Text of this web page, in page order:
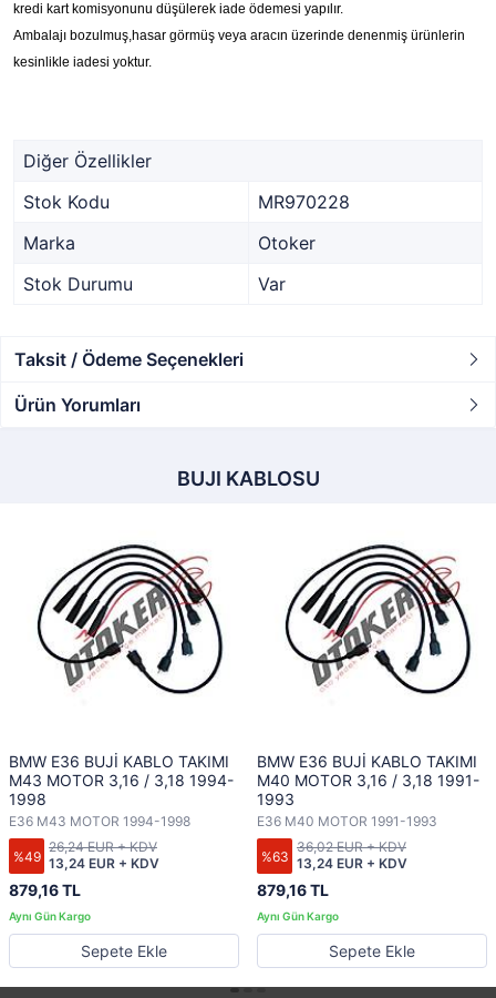
kredi kart komisyonunu düşülerek iade ödemesi yapılır.
Ambalajı bozulmuş,hasar görmüş veya aracın üzerinde denenmiş ürünlerin
kesinlikle iadesi yoktur.
Diğer Özellikler
Stok Kodu
MR970228
Marka
Otoker
Stok Durumu
Var
Taksit / Ödeme Seçenekleri
Ürün Yorumları
BUJI KABLOSU
BMW E36 BUJİ KABLO TAKIMI
M43 MOTOR 3,16 / 3,18 1994-
1998
E36 M43 MOTOR 1994-1998
%49
879,16 TL
13,24 EUR + KDV
26,24 EUR + KDV
Sepete Ekle
BMW E36 BUJİ KABLO TAKIMI
M40 MOTOR 3,16 / 3,18 1991-
1993
E36 M40 MOTOR 1991-1993
%63
879,16 TL
13,24 EUR + KDV
36,02 EUR + KDV
Sepete Ekle